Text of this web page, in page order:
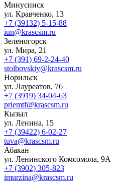
Минусинск
ул. Кравченко, 13
+7 (39132) 5-15-88
iun@krascsm.ru
Зеленогорск
ул. Мира, 21
+7 (391) 69-2-24-40
stolbovskiy@krascsm.ru
Норильск
ул. Лауреатов, 76
+7 (3919) 34-04-63
priemtf@krascsm.ru
Кызыл
ул. Ленина, 15
+7 (39422) 6-02-27
tuva@krascsm.ru
Абакан
ул. Ленинского Комсомола, 9А
+7 (3902) 305-823
imurzina@krascsm.ru